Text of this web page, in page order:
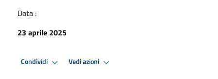
Data :
23 aprile 2025
Condividi Vedi azioni